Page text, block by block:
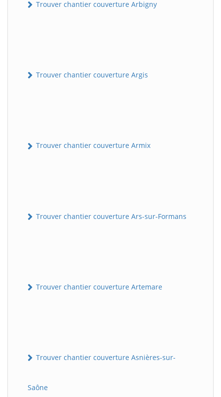
Trouver chantier couverture Arbigny
Trouver chantier couverture Argis
Trouver chantier couverture Armix
Trouver chantier couverture Ars-sur-Formans
Trouver chantier couverture Artemare
Trouver chantier couverture Asnières-sur-
Saône